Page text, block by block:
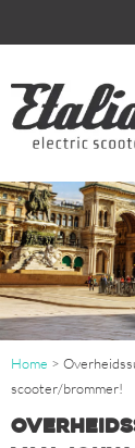
Home >
scooter/brommer!